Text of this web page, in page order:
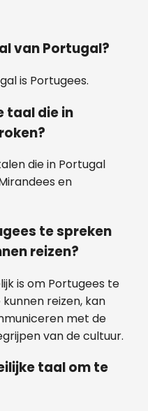
van Portugal?
is Portugees.
taal die in
die in Portugal
en
te spreken
reizen?
is om Portugees te
reizen, kan
met de
van de cultuur.
taal om te